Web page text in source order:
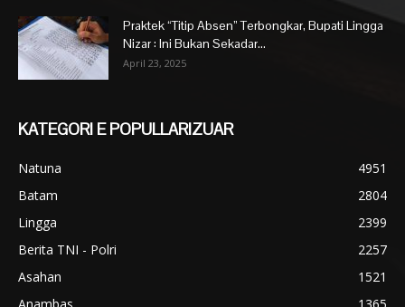
Praktek “Titip Absen” Terbongkar, Bupati Lingga
Nizar : Ini Bukan Sekadar...
April 23, 2025
KATEGORI E POPULLARIZUAR
Natuna
4951
Batam
2804
Lingga
2399
Berita TNI - Polri
2257
Asahan
1521